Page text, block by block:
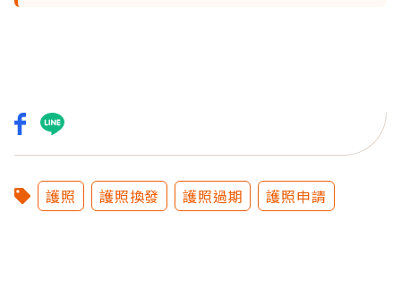
護照 護照換發 護照過期 護照申請